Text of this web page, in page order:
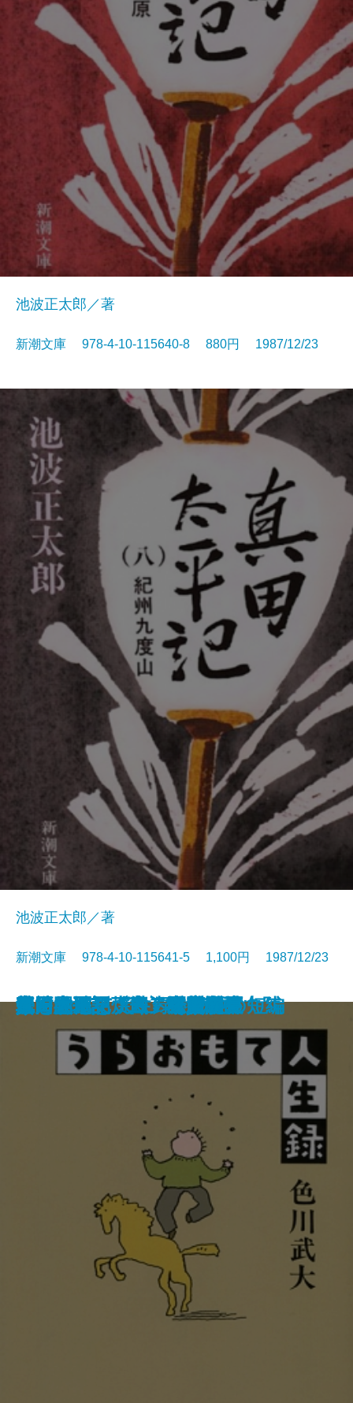
真田太平記〔十一〕大坂夏の陣
真田太平記〔十二〕雲の峰
真田太平記〔九〕二条城
真田太平記〔十〕大坂入城
イーハトーボの劇列車
風神の門〔上〕
風神の門〔下〕
安全のカード
真田太平記〔七〕関ヶ原
池波正太郎／著
新潮文庫 978-4-10-115640-8 880円 1987/12/23
真田太平記〔八〕紀州九度山
池波正太郎／著
新潮文庫 978-4-10-115641-5 1,100円 1987/12/23
うらおもて人生録
真田太平記〔五〕秀頼誕生
真田太平記〔六〕家康東下
江戸開城
真田太平記〔三〕上田攻め
真田太平記〔四〕甲賀問答
螢・納屋を焼く・その他の短編
龍を見た男
真田太平記〔一〕天魔の夏
真田太平記〔二〕秘密